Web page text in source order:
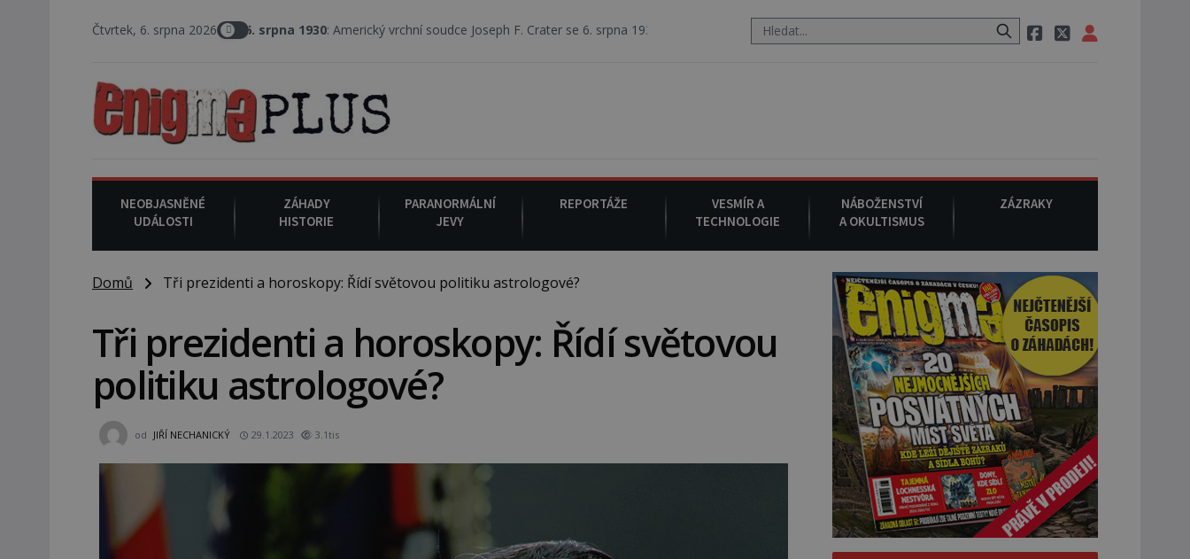
Čtvrtek, 6. srpna 2026
6. srpna 1930: Americký vrchní soudce Joseph F. Crater se 6. srpna 1930 navečeří ve své oblíbené restauraci, pak si na ulici zavolá taxi, nasedne do něj a už ho nikdy nikdo nespatří.
NEOBJASNĚNÉ
UDÁLOSTI
ZÁHADY
HISTORIE
PARANORMÁLNÍ
JEVY
REPORTÁŽE
VESMÍR A
TECHNOLOGIE
NÁBOŽENSTVÍ
A OKULTISMUS
ZÁZRAKY
Domů Tři prezidenti a horoskopy: Řídí světovou politiku astrologové?
Tři prezidenti a horoskopy: Řídí světovou
politiku astrologové?
od JIŘÍ NECHANICKÝ 29.1.2023 3.1tis